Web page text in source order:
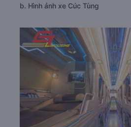
b. Hình ảnh xe Cúc Tùng